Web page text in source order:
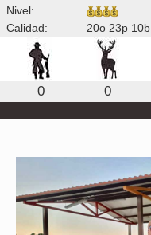
Nivel:
Calidad:
20o 23p 10b
0 0